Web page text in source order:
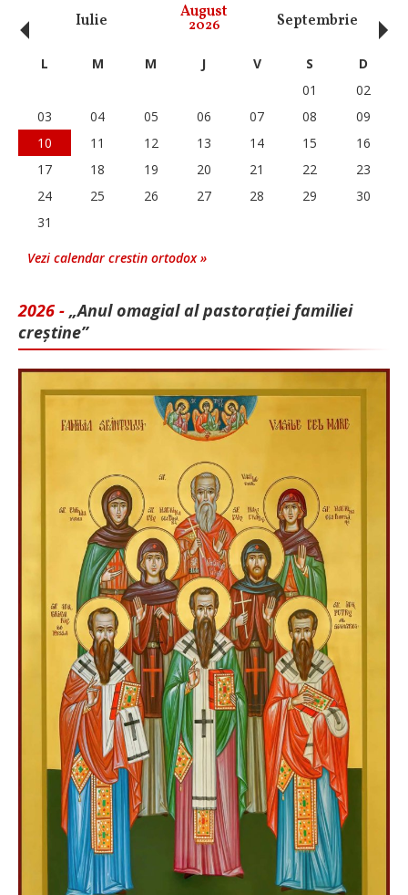
Iulie August
2026 Septembrie
‹ L M M J V S
D
01
02
03
04 05 06 07 08
09
10
11 12 13 14 15
16
17
18 19 20 21 22
23
24
25 26 27 28 29
30
31
Vezi calendar crestin ortodox »
2026 - „Anul omagial al pastorației familiei
creștine”